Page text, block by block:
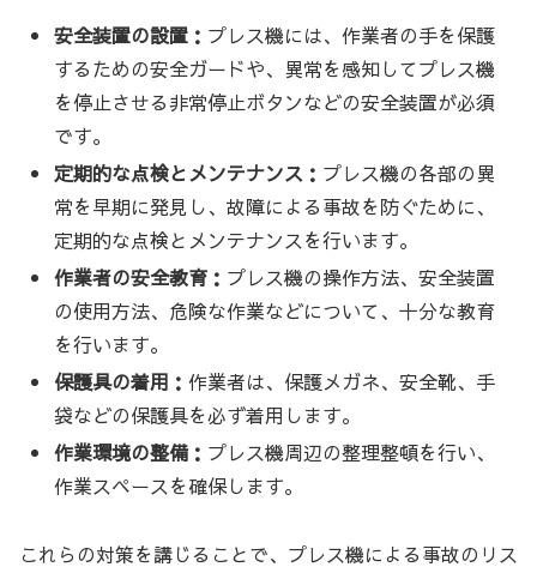
安全装置の設置： プレス機には、作業者の手を保護
するための安全ガードや、異常を感知してプレス機
を停止させる非常停止ボタンなどの安全装置が必須
です。
定期的な点検とメンテナンス： プレス機の各部の異
常を早期に発見し、故障による事故を防ぐために、
定期的な点検とメンテナンスを行います。
作業者の安全教育： プレス機の操作方法、安全装置
の使用方法、危険な作業などについて、十分な教育
を行います。
保護具の着用：作業者は、保護メガネ、安全靴、手
袋などの保護具を必ず着用します。
作業環境の整備： プレス機周辺の整理整頓を行い、
作業スペースを確保します。
これらの対策を講じることで、プレス機による事故のリス